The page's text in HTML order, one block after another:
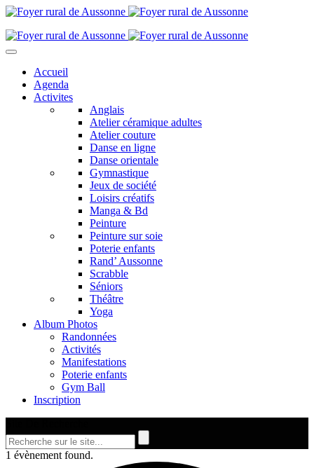
Accueil
Agenda
Activites
Anglais
Atelier céramique adultes
Atelier couture
Danse en ligne
Danse orientale
Gymnastique
Jeux de société
Loisirs créatifs
Manga & Bd
Peinture
Peinture sur soie
Poterie enfants
Rand’ Aussonne
Scrabble
Séniors
Théâtre
Yoga
Album Photos
Randonnées
Activités
Manifestations
Poterie enfants
Gym Ball
Inscription
1 évènement found.